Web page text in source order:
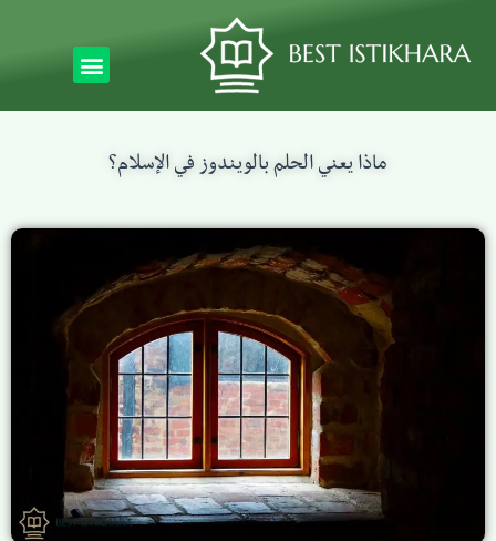
ماذا يعني الحلم بالويندوز في الإسلام؟